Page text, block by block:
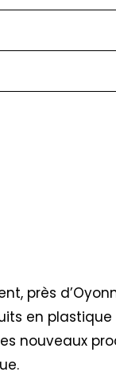
près
en
nouveaux